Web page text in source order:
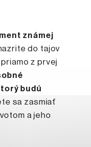
známej
do tajov
z prvej
budú
sa zasmiať
a jeho